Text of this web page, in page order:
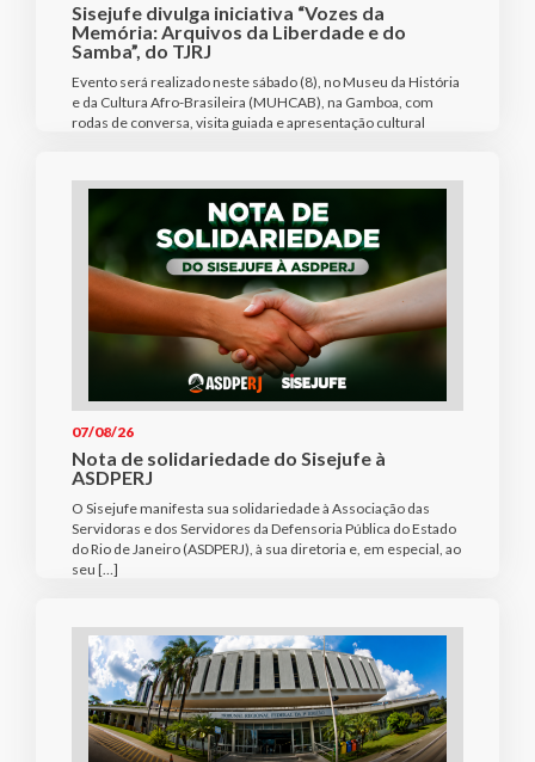
Sisejufe divulga iniciativa “Vozes da
Memória: Arquivos da Liberdade e do
Samba”, do TJRJ
Evento será realizado neste sábado (8), no Museu da História
e da Cultura Afro-Brasileira (MUHCAB), na Gamboa, com
rodas de conversa, visita guiada e apresentação cultural
07/08/26
Nota de solidariedade do Sisejufe à
ASDPERJ
O Sisejufe manifesta sua solidariedade à Associação das
Servidoras e dos Servidores da Defensoria Pública do Estado
do Rio de Janeiro (ASDPERJ), à sua diretoria e, em especial, ao
seu […]